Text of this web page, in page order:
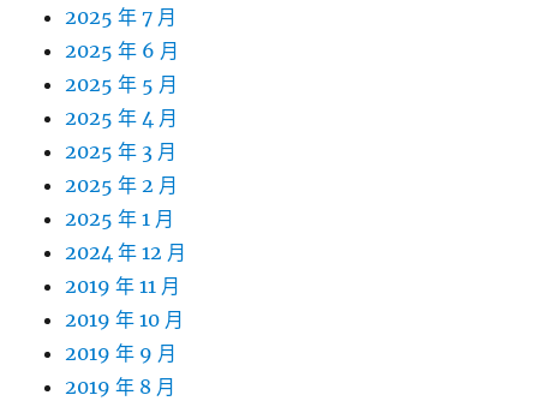
2025 年 7 月
2025 年 6 月
2025 年 5 月
2025 年 4 月
2025 年 3 月
2025 年 2 月
2025 年 1 月
2024 年 12 月
2019 年 11 月
2019 年 10 月
2019 年 9 月
2019 年 8 月